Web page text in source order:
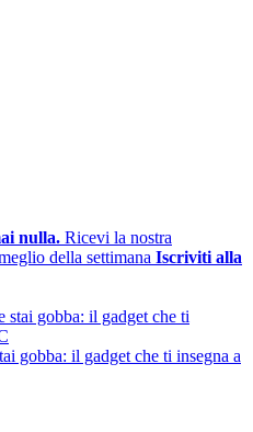
nulla. Ricevi la nostra
della settimana Iscriviti alla
gobba: il gadget che ti insegna a